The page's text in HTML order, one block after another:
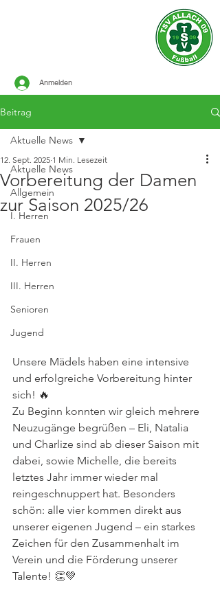
Anmelden
Beitrag
Aktuelle News
Allgemein
I. Herren
Frauen
II. Herren
III. Herren
Senioren
Jugend
Aktuelle News
Vorbereitung der Damen
zur Saison 2025/26
12. Sept. 2025 1 Min. Lesezeit
Unsere Mädels haben eine intensive
und erfolgreiche Vorbereitung hinter
sich! 🔥
Zu Beginn konnten wir gleich mehrere
Neuzugänge begrüßen – Eli, Natalia
und Charlize sind ab dieser Saison mit
dabei, sowie Michelle, die bereits
letztes Jahr immer wieder mal
reingeschnuppert hat. Besonders
schön: alle vier kommen direkt aus
unserer eigenen Jugend – ein starkes
Zeichen für den Zusammenhalt im
Verein und die Förderung unserer
Talente! 👏💚